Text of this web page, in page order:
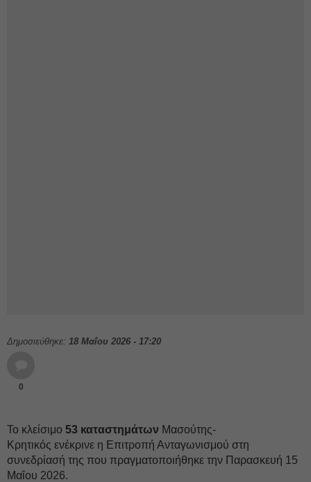
Δημοσιεύθηκε: 18 Μαΐου 2026 - 17:20
0
Το κλείσιμο 53 καταστημάτων Μασούτης-
Κρητικός ενέκρινε η Επιτροπή Ανταγωνισμού στη
συνεδρίασή της που πραγματοποιήθηκε την Παρασκευή 15
Μαΐου 2026.